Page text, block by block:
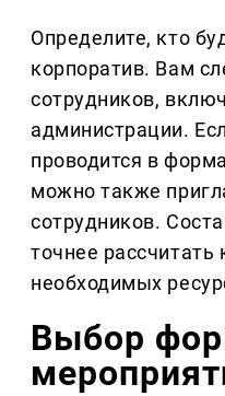
Определите, кто
корпоратив. Вам
сотрудников,
администрации.
проводится в
можно также
сотрудников.
точнее рассчитать
необходимых
Выбор